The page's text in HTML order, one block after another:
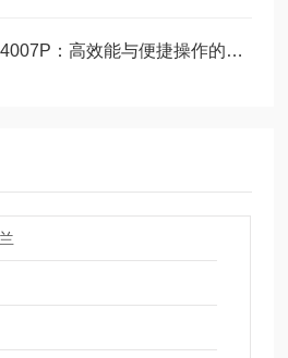
东芝变频器VFNC3C-4007P：高效能与便捷操作的结合